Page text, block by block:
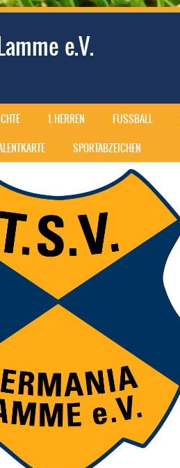
e.V.
1. HERREN FUSSBALL
SPORTABZEICHEN